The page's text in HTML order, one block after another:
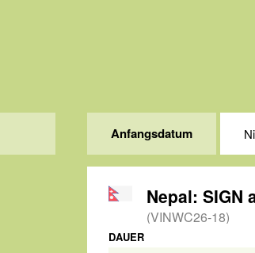
Anfangsdatum
(VINWC26-18)
DAUER